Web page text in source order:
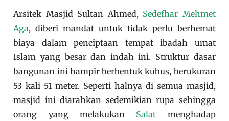
Arsitek Masjid Sultan Ahmed, Sedefhar Mehmet
Aga, diberi mandat untuk tidak perlu berhemat
biaya dalam penciptaan tempat ibadah umat
Islam yang besar dan indah ini. Struktur dasar
bangunan ini hampir berbentuk kubus, berukuran
53 kali 51 meter. Seperti halnya di semua masjid,
masjid ini diarahkan sedemikian rupa sehingga
orang yang melakukan Salat menghadap